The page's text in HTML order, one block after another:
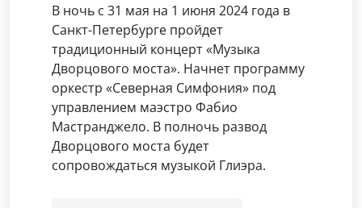
В ночь с 31 мая на 1 июня 2024 года в
Санкт-Петербурге пройдет
традиционный концерт «Музыка
Дворцового моста». Начнет программу
оркестр «Северная Симфония» под
управлением маэстро Фабио
Мастранджело. В полночь развод
Дворцового моста будет
сопровождаться музыкой Глиэра.